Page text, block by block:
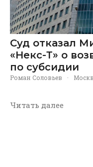
Суд отказал
«Некс-Т» о
по субсидии
Роман Соловьев ·
Читать далее